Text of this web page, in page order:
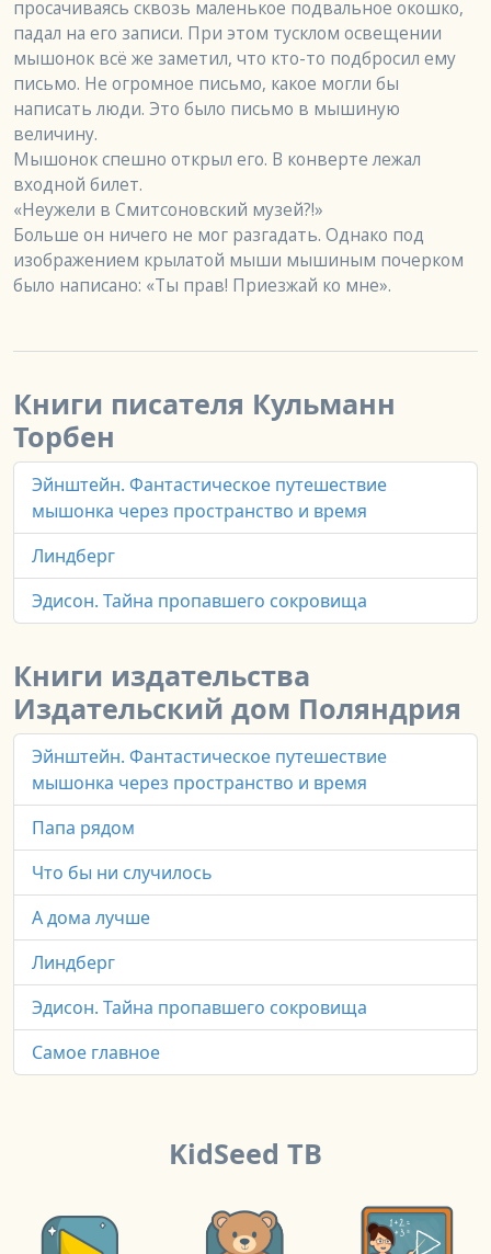
просачиваясь сквозь маленькое подвальное окошко,
падал на его записи. При этом тусклом освещении
мышонок всё же заметил, что кто-то подбросил ему
письмо. Не огромное письмо, какое могли бы
написать люди. Это было письмо в мышиную
величину.
Мышонок спешно открыл его. В конверте лежал
входной билет.
«Неужели в Смитсоновский музей?!»
Больше он ничего не мог разгадать. Однако под
изображением крылатой мыши мышиным почерком
было написано: «Ты прав! Приезжай ко мне».
Книги писателя Кульманн
Торбен
Эйнштейн. Фантастическое путешествие
мышонка через пространство и время
Линдберг
Эдисон. Тайна пропавшего сокровища
Книги издательства
Издательский дом Поляндрия
Эйнштейн. Фантастическое путешествие
мышонка через пространство и время
Папа рядом
Что бы ни случилось
А дома лучше
Линдберг
Эдисон. Тайна пропавшего сокровища
Самое главное
KidSeed ТВ